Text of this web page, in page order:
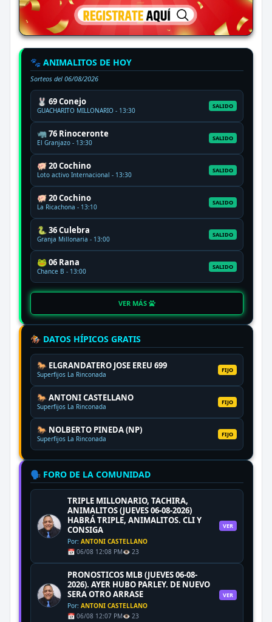
🐾 ANIMALITOS DE HOY
Sorteos del 06/08/2026
🐰 69 Conejo
GUACHARITO MILLONARIO - 13:30
SALIDO
🦏 76 Rinoceronte
El Granjazo - 13:30
SALIDO
🐖 20 Cochino
Loto activo Internacional - 13:30
SALIDO
🐖 20 Cochino
La Ricachona - 13:10
SALIDO
🐍 36 Culebra
Granja Millonaria - 13:00
SALIDO
🐸 06 Rana
Chance B - 13:00
SALIDO
VER MÁS
🏇 DATOS HÍPICOS GRATIS
🐎 ELGRANDATERO JOSE EREU 699
Superfijos La Rinconada
FIJO
🐎 ANTONI CASTELLANO
Superfijos La Rinconada
FIJO
🐎 NOLBERTO PINEDA (NP)
Superfijos La Rinconada
FIJO
🗣️ FORO DE LA COMUNIDAD
TRIPLE MILLONARIO, TACHIRA,
ANIMALITOS (JUEVES 06-08-2026)
HABRÁ TRIPLE, ANIMALITOS. CLI Y
CONSIGA
Por: ANTONI CASTELLANO
📅 06/08 12:08 PM👁️ 23
VER
PRONOSTICOS MLB (JUEVES 06-08-
2026). AYER HUBO PARLEY. DE NUEVO
SERA OTRO ARRASE
Por: ANTONI CASTELLANO
📅 06/08 12:07 PM👁️ 23
VER